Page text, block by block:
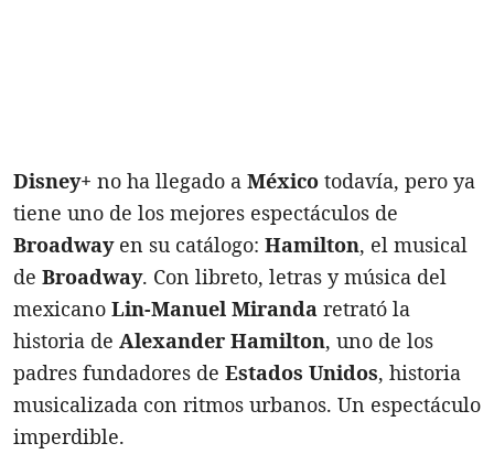
Disney+ no ha llegado a México todavía, pero ya
tiene uno de los mejores espectáculos de
Broadwayen su catálogo: Hamilton, el musical
de Broadway. Con libreto, letras y música del
mexicano Lin-Manuel Miranda retrató la
historia de Alexander Hamilton, uno de los
padres fundadores de Estados Unidos, historia
musicalizada con ritmos urbanos. Un espectáculo
imperdible.